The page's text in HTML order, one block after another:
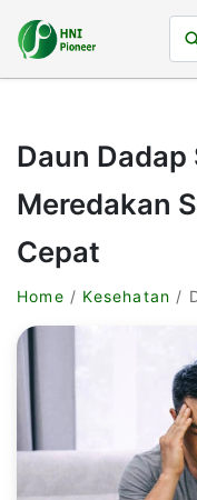
Daun
Meredakan
Cepat
Home / Kesehatan /